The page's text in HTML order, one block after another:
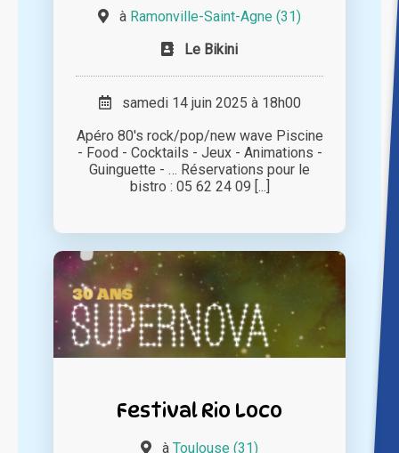
à Ramonville-Saint-Agne (31)
Le Bikini
samedi 14 juin 2025 à 18h00
Apéro 80's rock/pop/new wave Piscine
- Food - Cocktails - Jeux - Animations -
Guinguette - … Réservations pour le
bistro : 05 62 24 09 [...]
Festival Rio Loco
à Toulouse (31)